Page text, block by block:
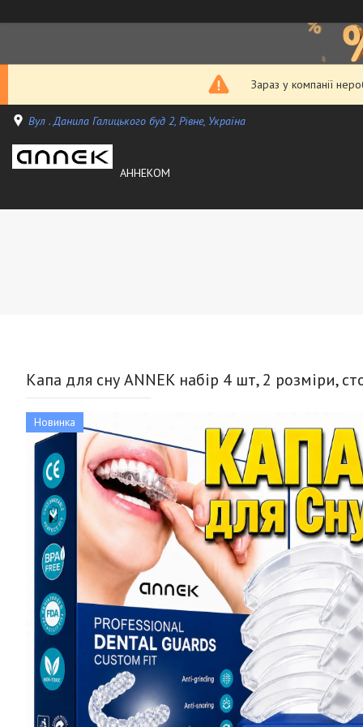
Зараз у компанії
Вул . Данила Галицького буд 2, Рівне, Україна
АННЕКОМ
Капа для сну ANNEK набір 4 шт, 2 розміри,
Новинка